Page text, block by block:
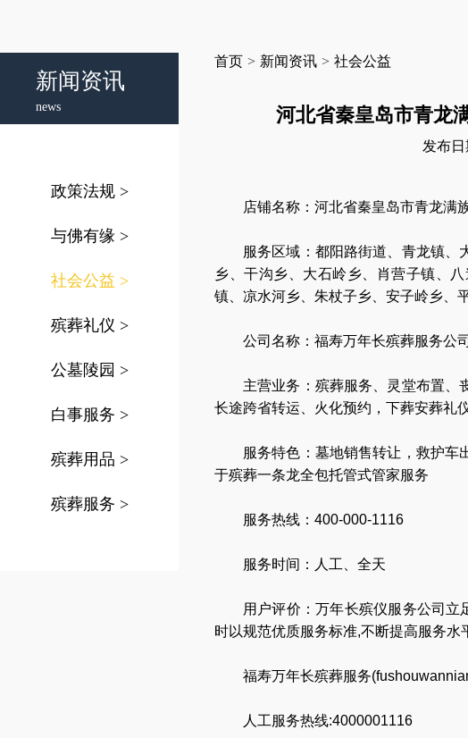
新闻资讯
news
政策法规 >
与佛有缘 >
社会公益 >
殡葬礼仪 >
公墓陵园 >
白事服务 >
殡葬用品 >
殡葬服务 >
首页 > 新闻资讯 > 社会公益
河北省秦皇岛市青龙
发布日
店铺名称：河北省秦皇岛市青龙满
服务区域： 都阳路街道、青龙镇、
乡、干沟乡、大石岭乡、肖营子镇、
镇、凉水河乡、朱杖子乡、安子岭乡、
公司名称： 福寿万年长殡葬服务公司
主营业务： 殡葬服务 灵堂布置 、
长途跨省转运
火化预约 ， 下葬安葬礼
服务特色： 墓地销售转让 ， 救护车
于殡葬一条龙全包托管式管家服务
服务热线：400-000-1116
服务时间：人工、全天
用户评价：万年长殡仪服务公司立
时以规范优质服务标准,不断提高服务水
福寿万年长殡葬服务(
人工服务热线:4000001116